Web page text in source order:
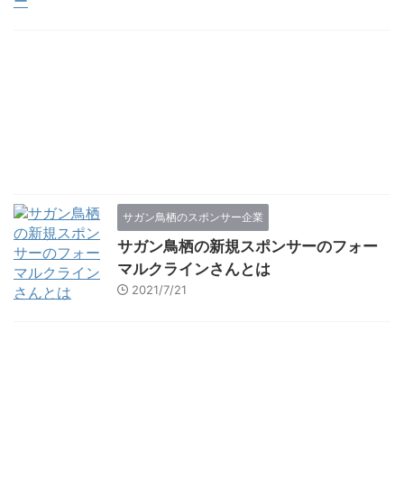
サガン鳥栖のスポンサー企業
サガン鳥栖の新規スポンサーのフォー
マルクラインさんとは
2021/7/21